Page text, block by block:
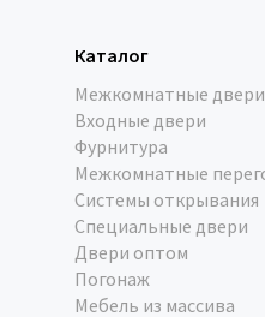
Каталог
Межкомнатные двери
Входные двери
Фурнитура
Межкомнатные
Системы открывания
Специальные двери
Двери оптом
Погонаж
Мебель из массива